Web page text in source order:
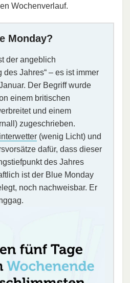
Wochenverlauf.
Monday?
der angeblich
des Jahres“ – es ist immer
Der Begriff wurde
einem britischen
und einem
zugeschrieben.
(wenig Licht) und
dafür, dass dieser
des Jahres
ist der Blue Monday
noch nachweisbar. Er